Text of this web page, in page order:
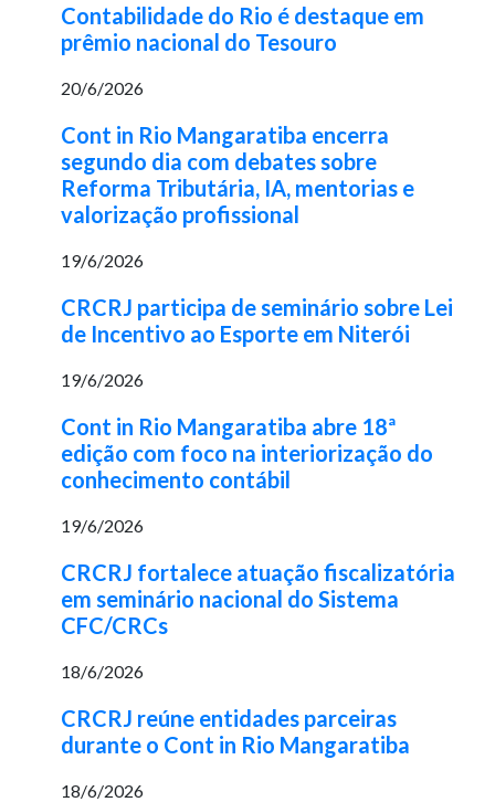
Contabilidade do Rio é destaque em
prêmio nacional do Tesouro
20/6/2026
Cont in Rio Mangaratiba encerra
segundo dia com debates sobre
Reforma Tributária, IA, mentorias e
valorização profissional
19/6/2026
CRCRJ participa de seminário sobre Lei
de Incentivo ao Esporte em Niterói
19/6/2026
Cont in Rio Mangaratiba abre 18ª
edição com foco na interiorização do
conhecimento contábil
19/6/2026
CRCRJ fortalece atuação fiscalizatória
em seminário nacional do Sistema
CFC/CRCs
18/6/2026
CRCRJ reúne entidades parceiras
durante o Cont in Rio Mangaratiba
18/6/2026